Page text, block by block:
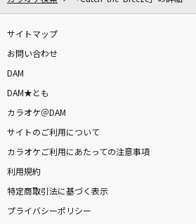
サイトマップ
お問い合わせ
DAM
DAM★とも
カラオケ＠DAM
サイトのご利用について
カラオケご利用にあたっての注意事項
利用規約
特定商取引法に基づく表示
プライバシーポリシー